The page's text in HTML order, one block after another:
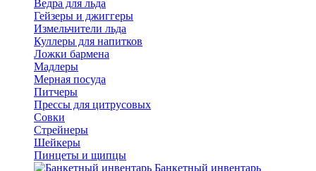
Ведра для льда
Гейзеры и джиггеры
Измельчители льда
Куллеры для напитков
Ложки бармена
Мадлеры
Мерная посуда
Питчеры
Прессы для цитрусовых
Совки
Стрейнеры
Шейкеры
Пинцеты и щипцы
Банкетный инвентарь